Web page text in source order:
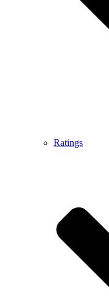
Ratings